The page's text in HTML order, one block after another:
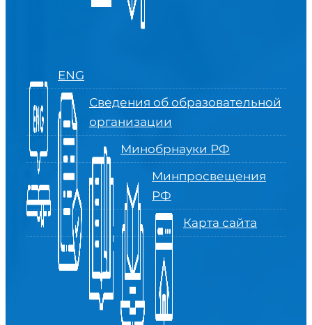
ENG
Сведения об образовательной
организации
Минобрнауки РФ
Минпросвещения
РФ
Карта сайта